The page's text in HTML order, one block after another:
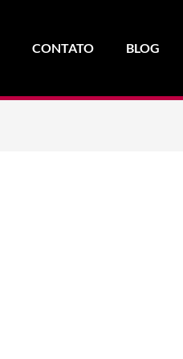
CONTATO BLOG